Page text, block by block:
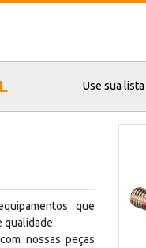
Use sua
que
qualidade.
nossas peças